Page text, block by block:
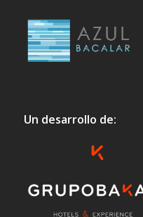
Un desarrollo de: